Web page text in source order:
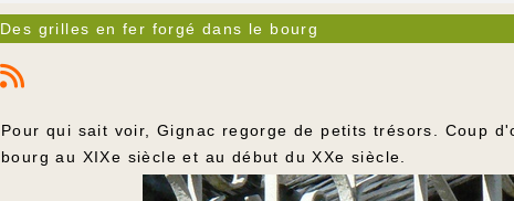
Des grilles en fer forgé dans le bourg
Pour qui sait voir, Gignac regorge de petits trésors. Coup
bourg au XIXe siècle et au début du XXe siècle.